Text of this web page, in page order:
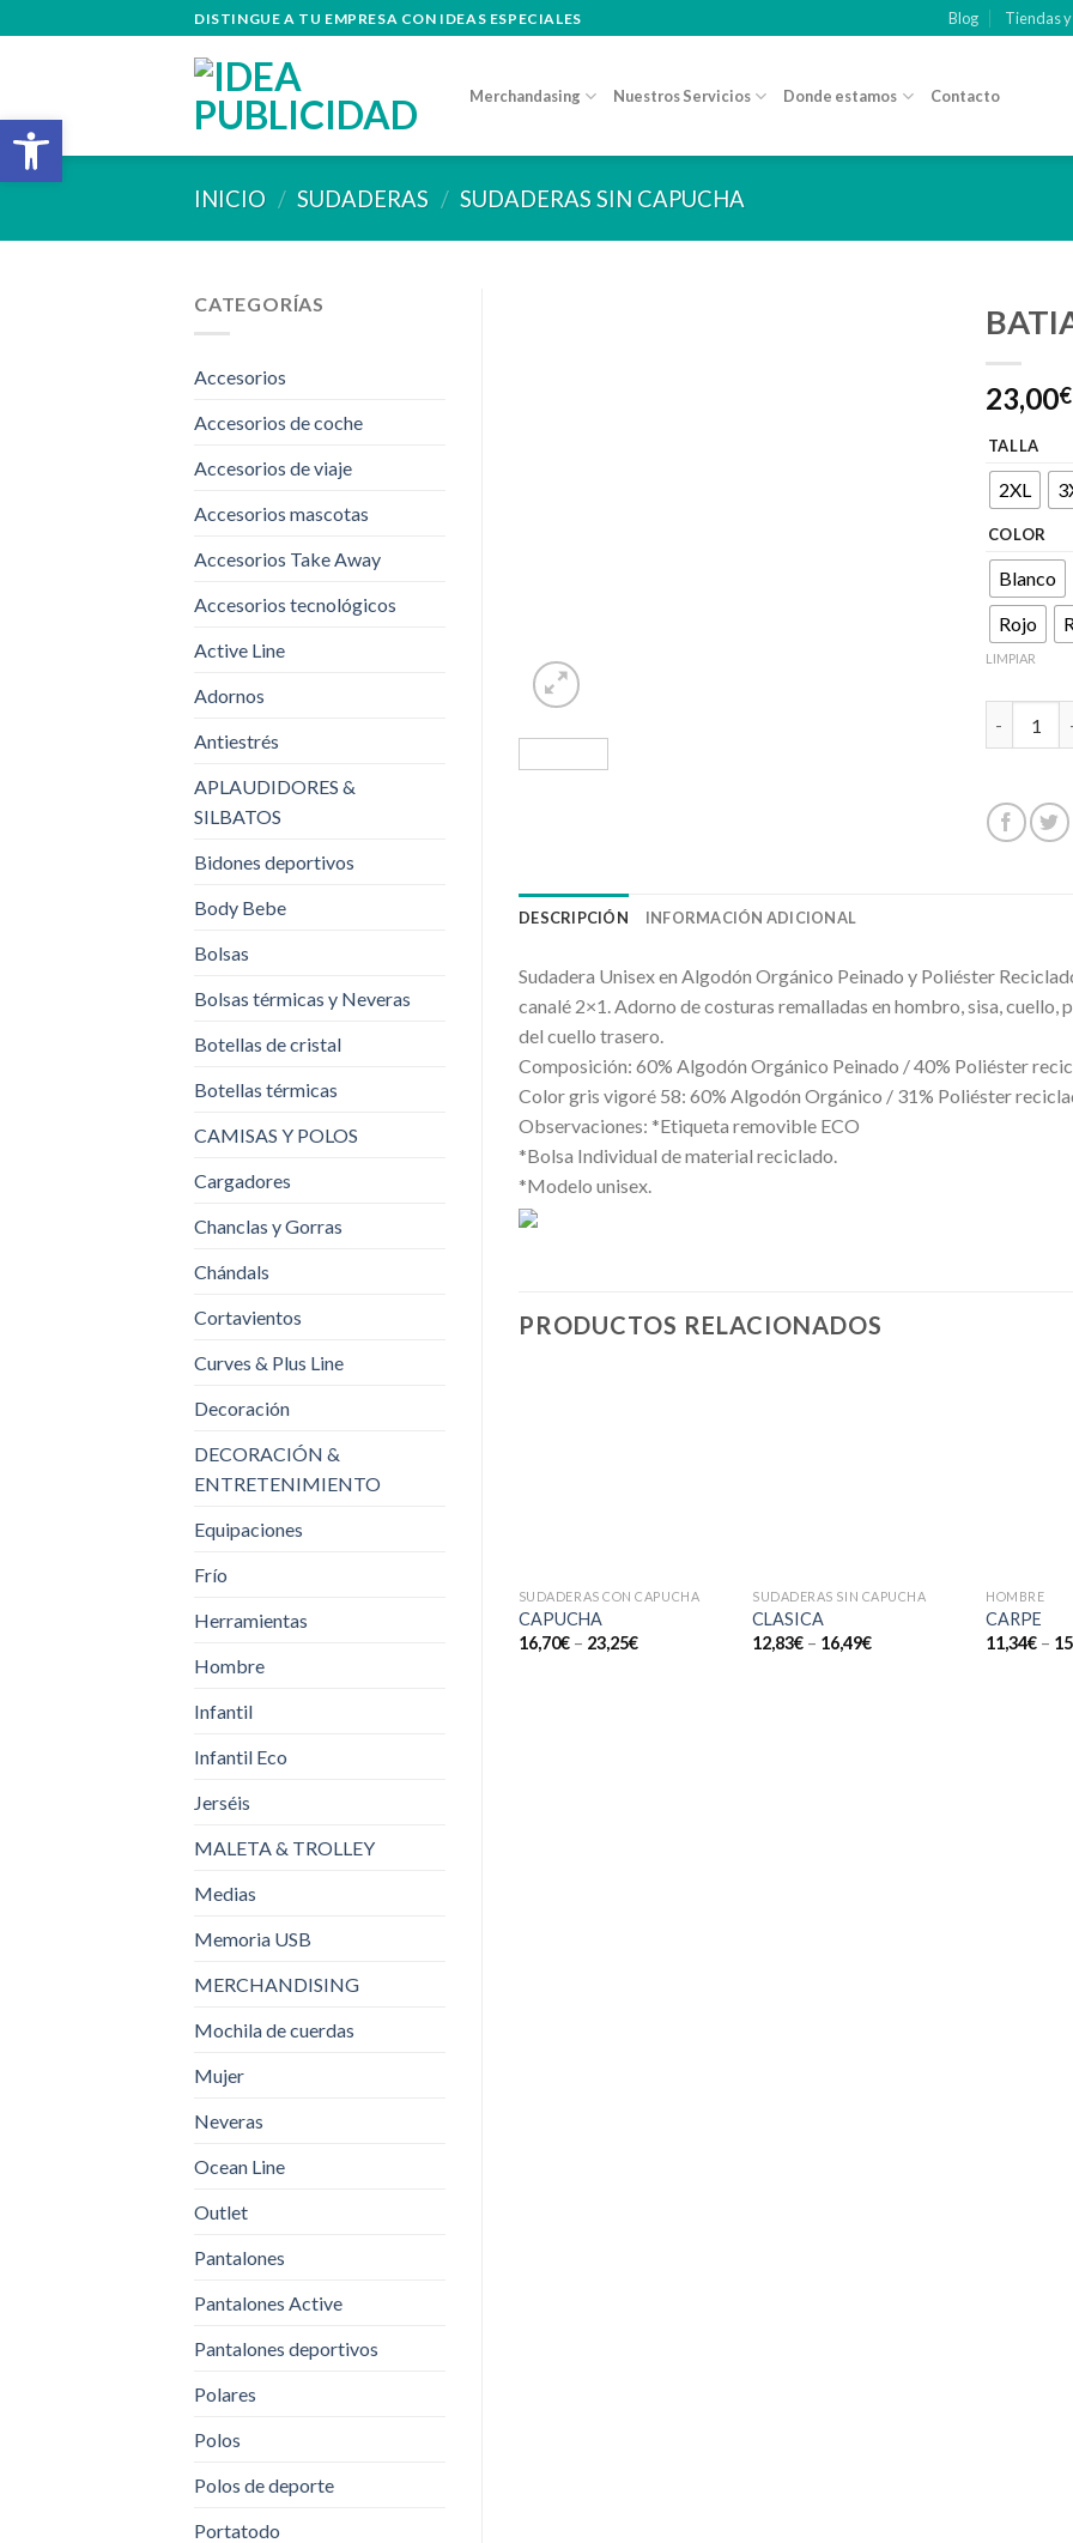
to
DISTINGUE A TU EMPRESA CON IDEAS ESPECIALES Blog Tiendas
Merchandasing Nuestros Servicios Donde estamos Contacto
INICIO / SUDADERAS / SUDADERAS SIN CAPUCHA
CATEGORÍAS
Accesorios
Accesorios de coche
Accesorios de viaje
Accesorios mascotas
Accesorios Take Away
Accesorios tecnológicos
Active Line
Adornos
Antiestrés
APLAUDIDORES &
SILBATOS
Bidones deportivos
Body Bebe
Bolsas
Bolsas térmicas y Neveras
Botellas de cristal
Botellas térmicas
CAMISAS Y POLOS
Cargadores
Chanclas y Gorras
Chándals
Cortavientos
Curves & Plus Line
Decoración
DECORACIÓN &
ENTRETENIMIENTO
Equipaciones
Frío
Herramientas
Hombre
Infantil
Infantil Eco
Jerséis
MALETA & TROLLEY
Medias
Memoria USB
MERCHANDISING
Mochila de cuerdas
Mujer
Neveras
Ocean Line
Outlet
Pantalones
Pantalones Active
Pantalones deportivos
Polares
Polos
Polos de deporte
Portatodo
23,00€
TALLA
2XL
COLOR
Blanco
Rojo
LIMPIAR
DESCRIPCIÓN INFORMACIÓN ADICIONAL
Sudadera Unisex en Algodón Orgánico Peinado y Poliéster
canalé 2×1. Adorno de costuras remalladas en hombro, sisa, cuello,
del cuello trasero.
Composición: 60% Algodón Orgánico Peinado / 40% Poliéster
Color gris vigoré 58: 60% Algodón Orgánico / 31% Poliéster
Observaciones: *Etiqueta removible ECO
*Bolsa Individual de material reciclado.
*Modelo unisex.
PRODUCTOS RELACIONADOS
SUDADERAS CON CAPUCHA
CAPUCHA
16,70€– 23,25€
SUDADERAS SIN CAPUCHA
CLASICA
12,83€ – 16,49€
HOMBRE
CARPE
11,34€ –
Abrir barra de herramientas